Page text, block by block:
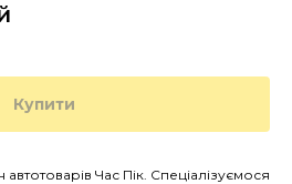
Купити
автотоварів Час Пік. Спеціалізуємося